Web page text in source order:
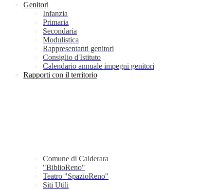
Genitori
Infanzia
Primaria
Secondaria
Modulistica
Rappresentanti genitori
Consiglio d'Istituto
Calendario annuale impegni genitori
Rapporti con il territorio
Comune di Calderara
"BiblioReno"
Teatro "SpazioReno"
Siti Utili